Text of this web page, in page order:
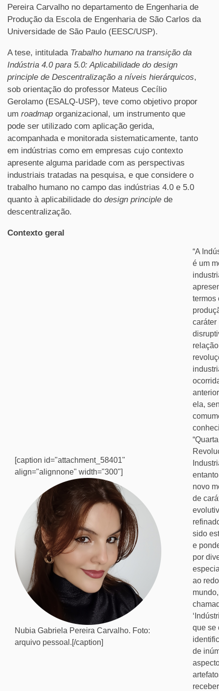
Pereira Carvalho no departamento de Engenharia de
Produção da Escola de Engenharia de São Carlos da
Universidade de São Paulo (EESC/USP).
A tese, intitulada Trabalho humano na transição da
Indústria 4.0 para 5.0: Aplicabilidade do design
principle de Descentralização a níveis hierárquicos,
sob orientação do professor Mateus Cecílio
Gerolamo (ESALQ-USP), teve como objetivo propor
um roadmap organizacional, um instrumento que
pode ser utilizado com aplicação gerida,
acompanhada e monitorada sistematicamente, tanto
em indústrias como em empresas cujo contexto
apresente alguma paridade com as perspectivas
industriais tratadas na pesquisa, e que considere o
trabalho humano no campo das indústrias 4.0 e 5.0
quanto à aplicabilidade do design principle de
descentralização.
Contexto geral
[caption id="attachment_58401"
align="alignnone" width="300"]
Nubia Gabriela Pereira Carvalho. Foto:
arquivo pessoal.[/caption]
“A
é um
termos
caráter
ela,
“Quarta
novo
de
sido
e
por
ao
mundo,
que se
de